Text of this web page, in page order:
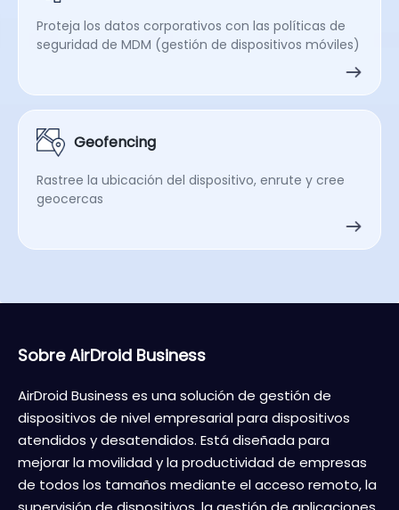
Proteja los datos corporativos con las políticas de
seguridad de MDM (gestión de dispositivos móviles)
Geofencing
Rastree la ubicación del dispositivo, enrute y cree
geocercas
Sobre AirDroid Business
AirDroid Business es una solución de gestión de
dispositivos de nivel empresarial para dispositivos
atendidos y desatendidos. Está diseñada para
mejorar la movilidad y la productividad de empresas
de todos los tamaños mediante el acceso remoto, la